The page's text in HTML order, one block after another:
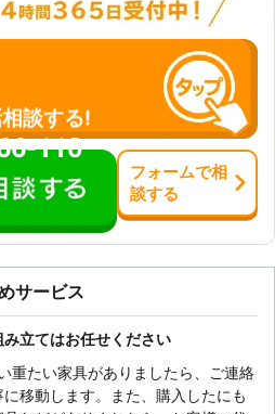
談する!
110
フォームで相
談する
サービス
立てはお任せください
重たい家具がありましたら、ご連絡
移動します。また、購入したにも